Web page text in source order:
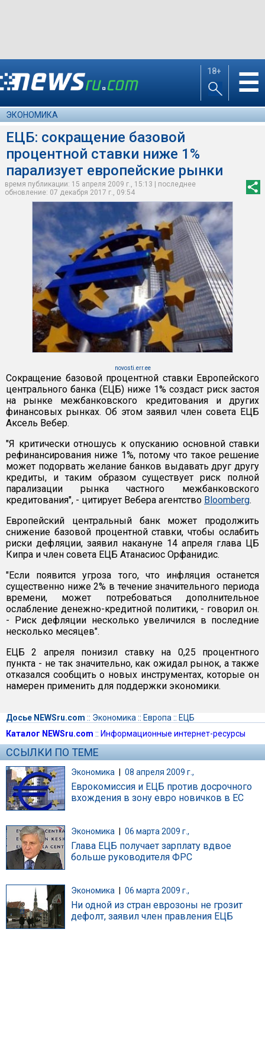
18+ ☰
ЭКОНОМИКА
ЕЦБ: сокращение базовой
процентной ставки ниже 1%
парализует европейские рынки
время публикации: 15 апреля 2009 г., 15:13 | последнее
обновление: 07 декабря 2017 г., 09:54
novosti.err.ee
Сокращение базовой процентной ставки Европейского
центрального банка (ЕЦБ) ниже 1% создаст риск застоя
на рынке межбанковского кредитования и других
финансовых рынках. Об этом заявил член совета ЕЦБ
Аксель Вебер.
"Я критически отношусь к опусканию основной ставки
рефинансирования ниже 1%, потому что такое решение
может подорвать желание банков выдавать друг другу
кредиты, и таким образом существует риск полной
парализации рынка частного межбанковского
кредитования", - цитирует Вебера агентство Bloomberg.
Европейский центральный банк может продолжить
снижение базовой процентной ставки, чтобы ослабить
риски дефляции, заявил накануне 14 апреля глава ЦБ
Кипра и член совета ЕЦБ Атанасиос Орфанидис.
"Если появится угроза того, что инфляция останется
существенно ниже 2% в течение значительного периода
времени, может потребоваться дополнительное
ослабление денежно-кредитной политики, - говорил он.
- Риск дефляции несколько увеличился в последние
несколько месяцев".
ЕЦБ 2 апреля понизил ставку на 0,25 процентного
пункта - не так значительно, как ожидал рынок, а также
отказался сообщить о новых инструментах, которые он
намерен применить для поддержки экономики.
Досье NEWSru.com :: Экономика :: Европа :: ЕЦБ
Каталог NEWSru.com :: Информационные интернет-ресурсы
ССЫЛКИ ПО ТЕМЕ
Экономика | 08 апреля 2009 г.,
Еврокомиссия и ЕЦБ против досрочного
вхождения в зону евро новичков в ЕС
Экономика 06 марта 2009 г.,
Глава ЕЦБ получает зарплату вдвое
больше руководителя ФРС
Экономика 06 марта 2009 г.,
Ни одной из стран еврозоны не грозит
дефолт, заявил член правления ЕЦБ